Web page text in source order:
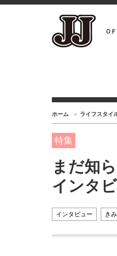
ホーム ライフスタイ
特集
まだ知
インタ
インタビュー き